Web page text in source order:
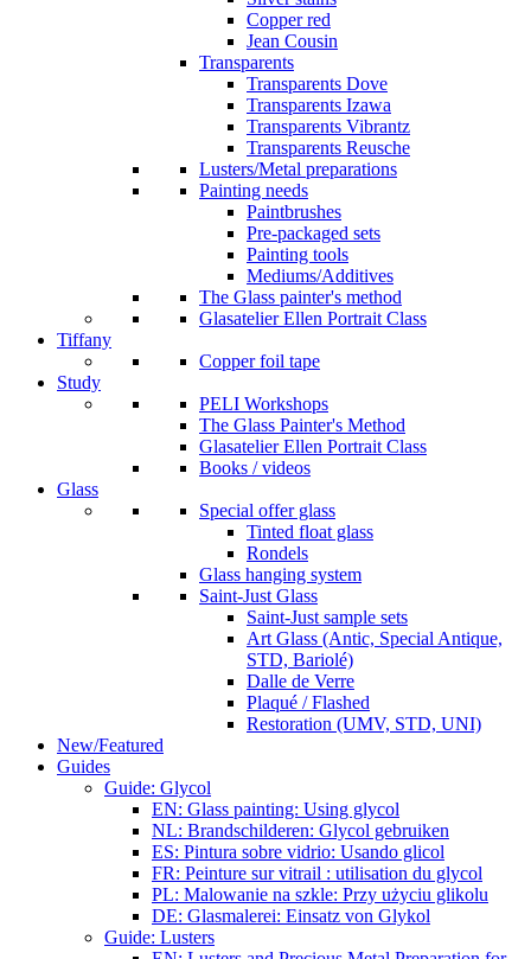
Copper red
Jean Cousin
Transparents
Transparents Dove
Transparents Izawa
Transparents Vibrantz
Transparents Reusche
Lusters/Metal preparations
Painting needs
Paintbrushes
Pre-packaged sets
Painting tools
Mediums/Additives
The Glass painter's method
Glasatelier Ellen Portrait Class
Tiffany
Copper foil tape
Study
PELI Workshops
The Glass Painter's Method
Glasatelier Ellen Portrait Class
Books / videos
Glass
Special offer glass
Tinted float glass
Rondels
Glass hanging system
Saint-Just Glass
Saint-Just sample sets
Art Glass (Antic, Special Antique,
STD, Bariolé)
Dalle de Verre
Plaqué / Flashed
Restoration (UMV, STD, UNI)
New/Featured
Guides
Guide: Glycol
EN: Glass painting: Using glycol
NL: Brandschilderen: Glycol gebruiken
ES: Pintura sobre vidrio: Usando glicol
FR: Peinture sur vitrail : utilisation du glycol
PL: Malowanie na szkle: Przy użyciu glikolu
DE: Glasmalerei: Einsatz von Glykol
Guide: Lusters